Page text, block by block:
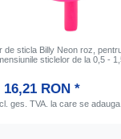
de sticla Billy Neon roz,
sticlelor de la 0,5 -
16,21 RON *
ges. TVA. la care se adauga.